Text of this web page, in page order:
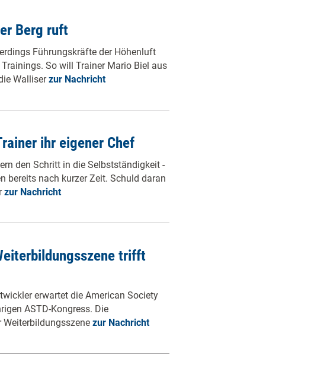
Berg ruft
Führungskräfte der Höhenluft
So will Trainer Mario Biel aus
Walliserzur Nachricht
ihr eigener Chef
den Schritt in die Selbstständigkeit -
bereits nach kurzer Zeit. Schuld daran
zur Nachricht
trifft
erwartet die American Society
ASTD-Kongress. Die
zur Nachricht